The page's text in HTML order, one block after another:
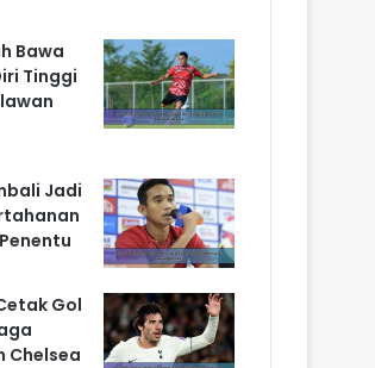
Bawa
Tinggi
Jadi
Gol
Chelsea